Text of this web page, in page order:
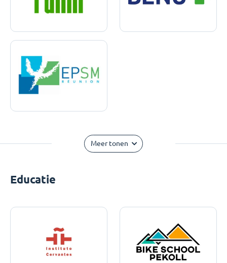
Meer tonen
Educatie